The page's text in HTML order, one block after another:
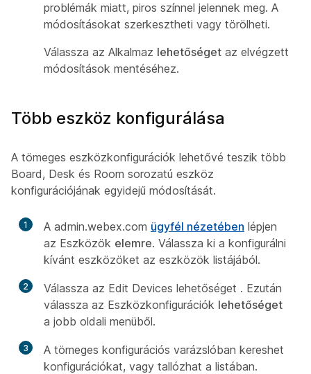
problémák miatt, piros színnel jelennek meg. A
módosításokat szerkesztheti vagy törölheti.
Válassza az Alkalmaz lehetőséget az elvégzett
módosítások mentéséhez.
Több eszköz konfigurálása
A tömeges eszközkonfigurációk lehetővé teszik több
Board, Desk és Room sorozatú eszköz
konfigurációjának egyidejű módosítását.
1 A admin.webex.com ügyfél nézetében lépjen
az Eszközök elemre. Válassza ki a konfigurálni
kívánt eszközöket az eszközök listájából.
2 Válassza az Edit Devices lehetőséget . Ezután
válassza az Eszközkonfigurációk lehetőséget
a jobb oldali menüből.
3
A tömeges konfigurációs varázslóban kereshet
konfigurációkat, vagy tallózhat a listában.